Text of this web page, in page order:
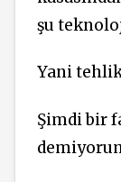
şu
Yani
Şimdi bir